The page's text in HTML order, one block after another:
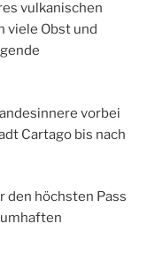
vulkanischen
viele Obst­ und
vorbei
Cartago bis nach
den höchsten Pass